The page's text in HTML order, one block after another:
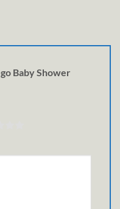
Baby Shower